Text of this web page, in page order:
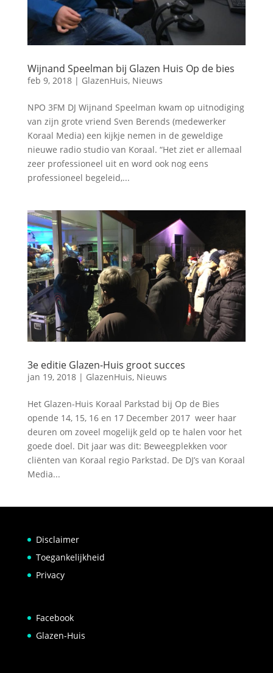
Wijnand Speelman bij Glazen Huis Op de bies
feb 9, 2018| GlazenHuis, Nieuws
NPO 3FM DJ Wijnand Speelman kwam op uitnodiging
van zijn grote vriend Sven Berends (medewerker
Koraal Media) een kijkje nemen in de geweldige
nieuwe radio studio van Koraal. “Het ziet er allemaal
zeer professioneel uit en word ook nog eens
professioneel begeleid,...
3e editie Glazen-Huis groot succes
jan 19, 2018| GlazenHuis, Nieuws
Het Glazen-Huis Koraal Parkstad bij Op de Bies
opende 14, 15, 16 en 17 December 2017 weer haar
deuren om zoveel mogelijk geld op te halen voor het
goede doel. Dit jaar was dit: Beweegplekken voor
cliënten van Koraal regio Parkstad. De DJ’s van Koraal
Media...
Disclaimer
Toegankelijkheid
Privacy
Facebook
Glazen-Huis